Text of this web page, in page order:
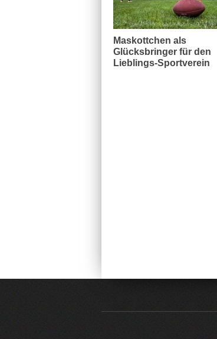
Maskottchen als
Glücksbringer für den
Lieblings-Sportverein